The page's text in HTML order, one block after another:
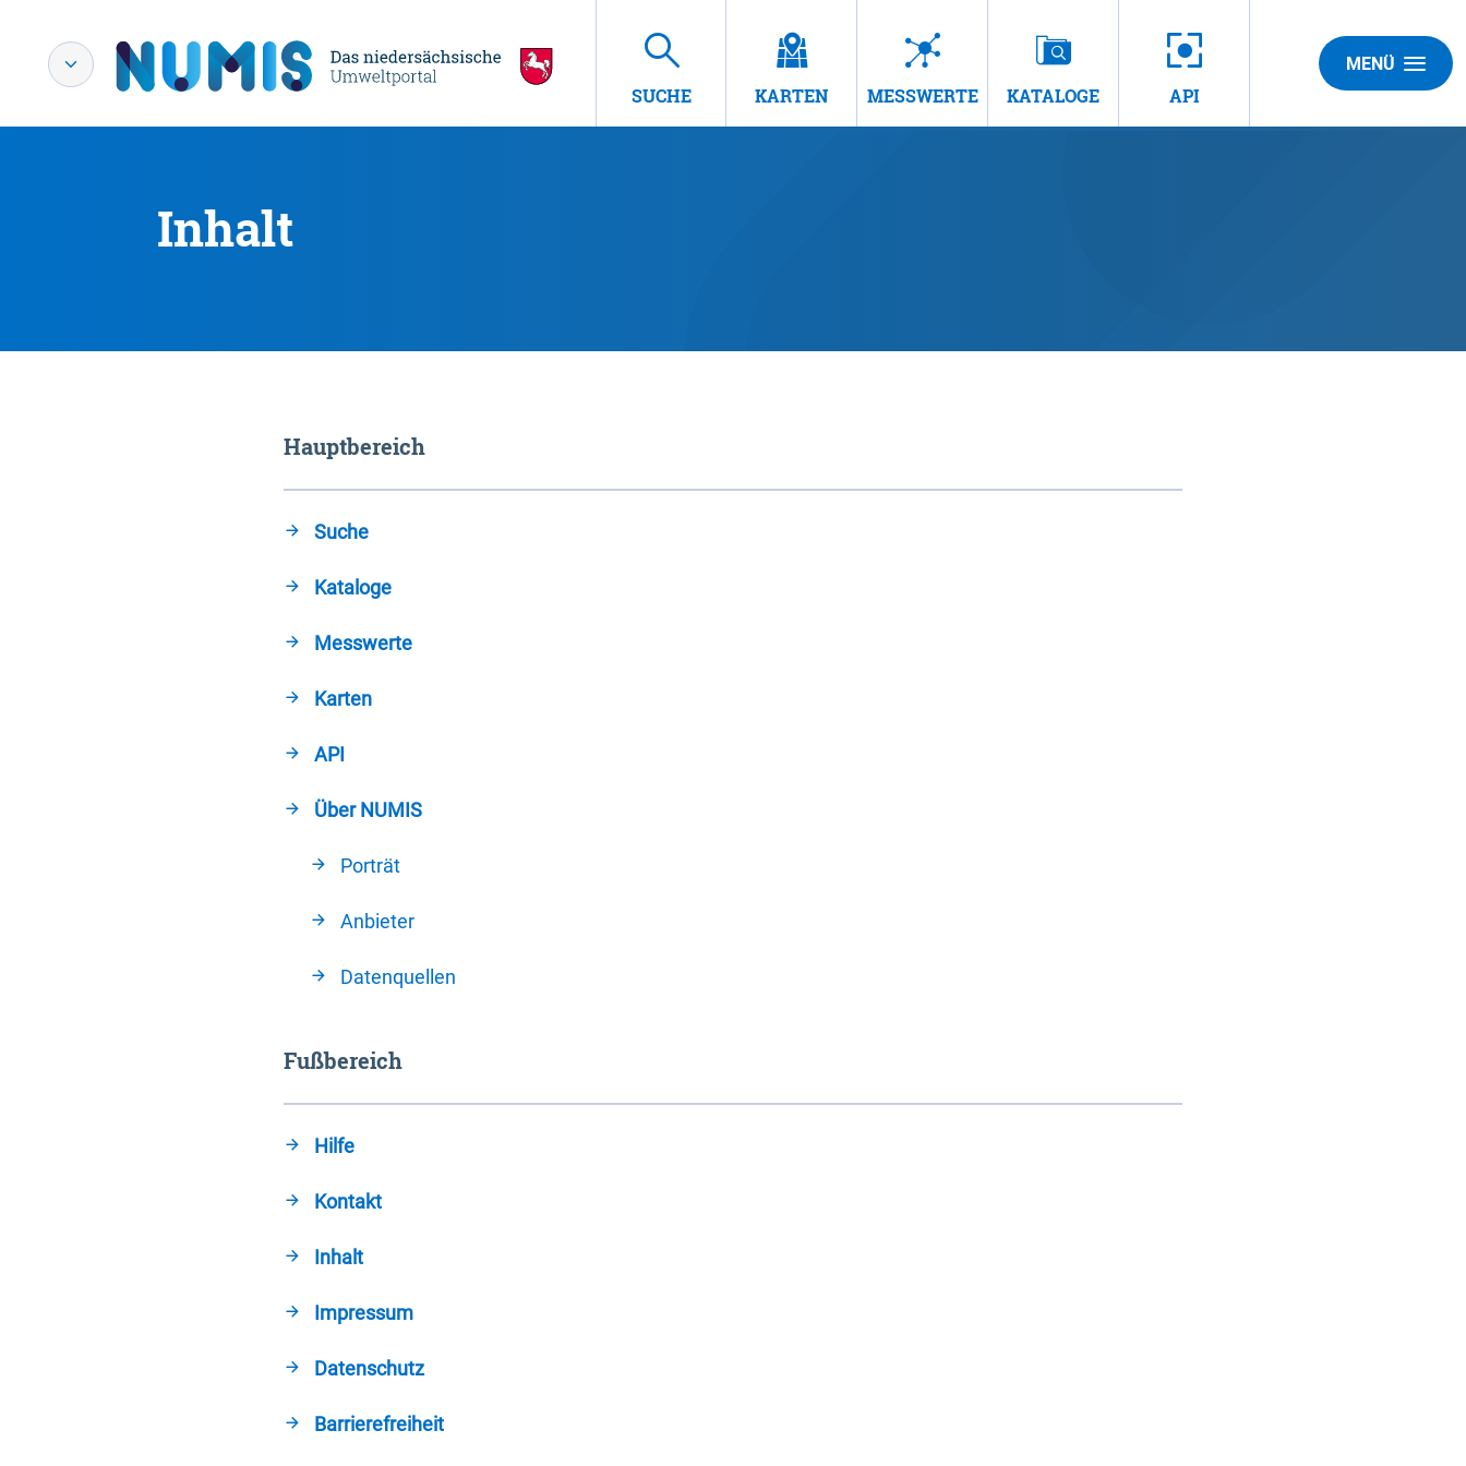
SUCHE KARTEN MESSWERTE KATALOGE API
MENÜ
Inhalt
Hauptbereich
Suche
Kataloge
Messwerte
Karten
API
Über NUMIS
Porträt
Anbieter
Datenquellen
Fußbereich
Hilfe
Kontakt
Inhalt
Impressum
Datenschutz
Barrierefreiheit